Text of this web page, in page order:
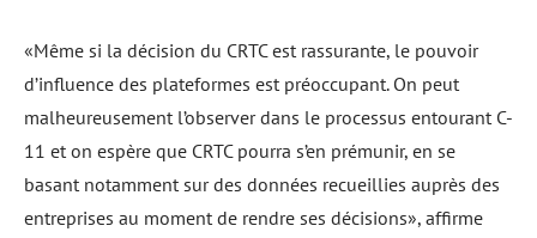
«Même si la décision du CRTC est rassurante, le pouvoir
d’influence des plateformes est préoccupant. On peut
malheureusement l’observer dans le processus entourant C-
11 et on espère que CRTC pourra s’en prémunir, en se
basant notamment sur des données recueillies auprès des
entreprises au moment de rendre ses décisions», affirme